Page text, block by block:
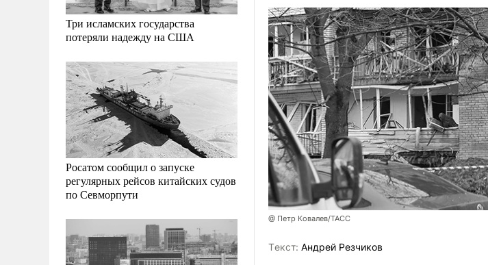
Три исламских государства
потеряли надежду на США
Росатом сообщил о запуске
регулярных рейсов китайских судов
по Севморпути
@ Петр Ковалев/ТАСС
Tекст: Андрей Резчиков